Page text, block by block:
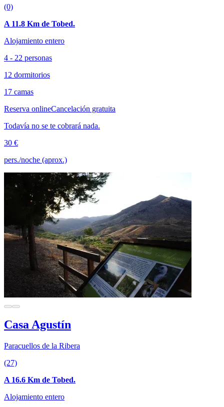
(0)
A 11.8 Km de Tobed.
Alojamiento entero
4 - 22 personas
12 dormitorios
17 camas
Reserva onlineCancelación gratuita
Todavía no se te cobrará nada.
30 €
pers./noche (aprox.)
Casa Agustín
Paracuellos de la Ribera
(27)
A 16.6 Km de Tobed.
Alojamiento entero